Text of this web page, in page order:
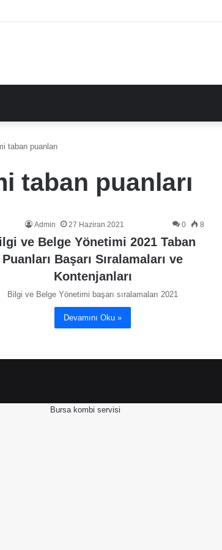
taban puanları
taban puanları
Admin 27 Haziran 2021 0 8
ve Belge Yönetimi 2021 Taban
Puanları Başarı Sıralamaları ve
Kontenjanları
Bilgi ve Belge Yönetimi başarı sıralamaları 2021
Devamını Oku »
Bursa kombi servisi